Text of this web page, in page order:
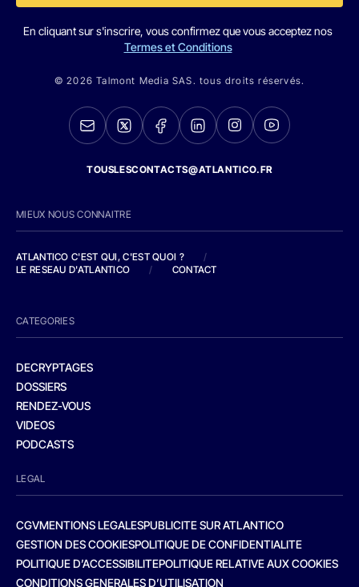
En cliquant sur s'inscrire, vous confirmez que vous acceptez nos
Termes et Conditions
© 2026 Talmont Media SAS. tous droits réservés.
TOUSLESCONTACTS@ATLANTICO.FR
MIEUX NOUS CONNAITRE
ATLANTICO C'EST QUI, C'EST QUOI ?
/
LE RESEAU D'ATLANTICO
/ CONTACT
CATEGORIES
DECRYPTAGES
DOSSIERS
RENDEZ-VOUS
VIDEOS
PODCASTS
LEGAL
CGVMENTIONS LEGALESPUBLICITE SUR ATLANTICO
GESTION DES COOKIESPOLITIQUE DE CONFIDENTIALITE
POLITIQUE D’ACCESSIBILITEPOLITIQUE RELATIVE AUX COOKIES
CONDITIONS GENERALES D’UTILISATION